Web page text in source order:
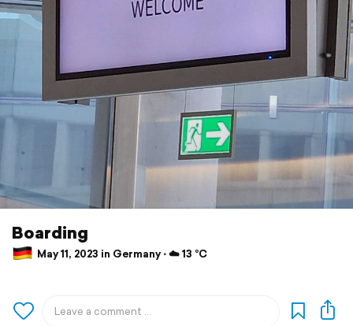
Boarding
May 11, 2023 in Germany ⋅ ☁️ 13 °C